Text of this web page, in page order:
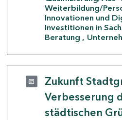
Weiterbildung/
Innovationen und
Investitionen in
Beratung
Zukunft
Verbesserung
städtischen